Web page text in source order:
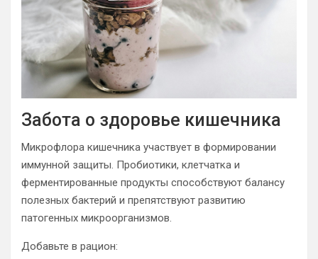
Забота о здоровье кишечника
Микрофлора кишечника участвует в формировании
иммунной защиты. Пробиотики, клетчатка и
ферментированные продукты способствуют балансу
полезных бактерий и препятствуют развитию
патогенных микроорганизмов.
Добавьте в рацион: